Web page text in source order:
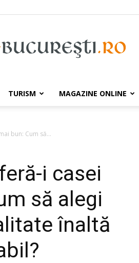
e-
TURISM MAGAZINE ONLINE
bun: Cum să...
i casei
să alegi
înaltă